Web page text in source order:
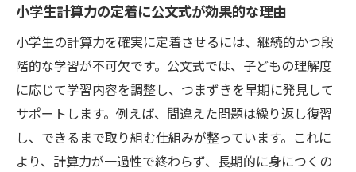
小学生計算力の定着に公文式が効果的な理由
小学生の計算力を確実に定着させるには、継続的かつ段
階的な学習が不可欠です。公文式では、子どもの理解度
に応じて学習内容を調整し、つまずきを早期に発見して
サポートします。例えば、間違えた問題は繰り返し復習
し、できるまで取り組む仕組みが整っています。これに
より、計算力が一過性で終わらず、長期的に身につくの